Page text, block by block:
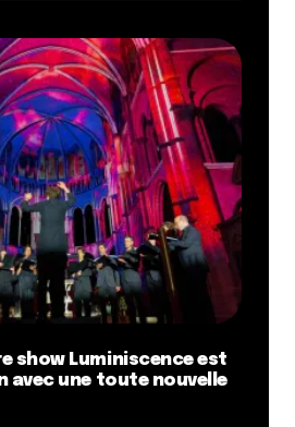
show Luminiscence est
avec une toute nouvelle